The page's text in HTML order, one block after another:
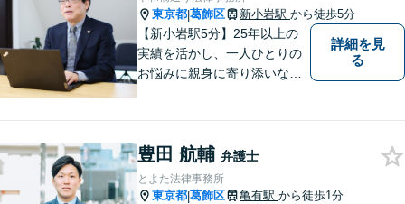
ます。
東京都|葛飾区 新小岩駅 から徒歩5分
【新小岩駅5分】25年以上の
実績を活かし、一人ひとりの
お悩みに親身に寄り添いなが
や未来を見据えたサポートを
大切にしています。【休日や
夜間相談も柔軟に対応】【WE
詳細を見
る
豊田 航輔 弁護士
とよた法律事務所
東京都|葛飾区 亀有駅 から徒歩1分